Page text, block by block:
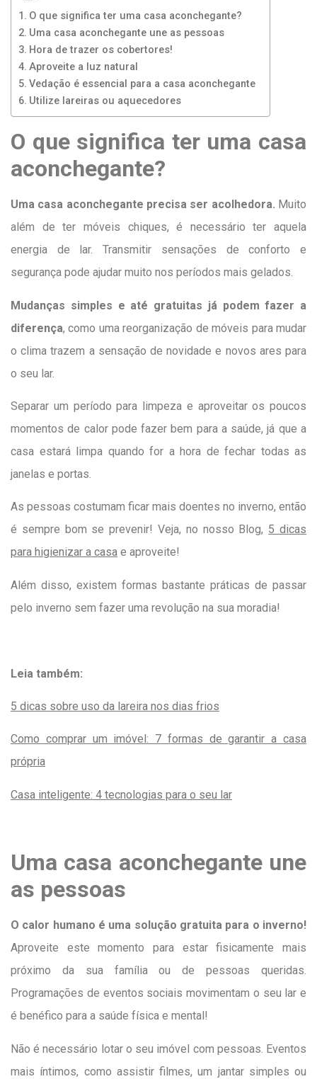
O que significa ter uma casa aconchegante?
Uma casa aconchegante une as pessoas
Hora de trazer os cobertores!
Aproveite a luz natural
Vedação é essencial para a casa aconchegante
Utilize lareiras ou aquecedores
O que significa ter uma casa
aconchegante?
Uma casa aconchegante precisa ser acolhedora. Muito
além de ter móveis chiques, é necessário ter aquela
energia de lar. Transmitir sensações de conforto e
segurança pode ajudar muito nos períodos mais gelados.
Mudanças simples e até gratuitas já podem fazer a
diferença, como uma reorganização de móveis para mudar
o clima trazem a sensação de novidade e novos ares para
o seu lar.
Separar um período para limpeza e aproveitar os poucos
momentos de calor pode fazer bem para a saúde, já que a
casa estará limpa quando for a hora de fechar todas as
janelas e portas.
As pessoas costumam ficar mais doentes no inverno, então
é sempre bom se prevenir! Veja, no nosso Blog, 5 dicas
para higienizar a casa e aproveite!
Além disso, existem formas bastante práticas de passar
pelo inverno sem fazer uma revolução na sua moradia!
Leia também:
5 dicas sobre uso da lareira nos dias frios
Como comprar um imóvel: 7 formas de garantir a casa
própria
Casa inteligente: 4 tecnologias para o seu lar
Uma casa aconchegante une
as pessoas
O calor humano é uma solução gratuita para o inverno!
Aproveite este momento para estar fisicamente mais
próximo da sua família ou de pessoas queridas.
Programações de eventos sociais movimentam o seu lar e
é benéfico para a saúde física e mental!
Não é necessário lotar o seu imóvel com pessoas. Eventos
mais íntimos, como assistir filmes, um jantar simples ou